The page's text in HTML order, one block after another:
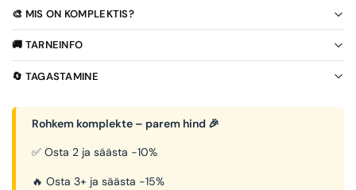
🎨 MIS ON KOMPLEKTIS?
🚚 TARNEINFO
🔄 TAGASTAMINE
Rohkem komplekte – parem hind 🎉
✅ Osta 2 ja säästa -10%
🔥 Osta 3+ ja säästa -15%